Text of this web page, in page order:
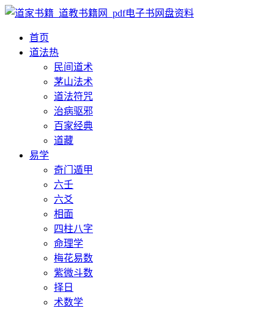
首页
道法热
民间道术
茅山法术
道法符咒
治病驱邪
百家经典
道藏
易学
奇门遁甲
六壬
六爻
相面
四柱八字
命理学
梅花易数
紫微斗数
择日
术数学